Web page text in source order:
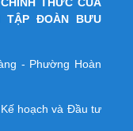
THỨC CỦA
TẬP ĐOÀN BƯU
- Phường Hoàn
hoạch và Đầu tư